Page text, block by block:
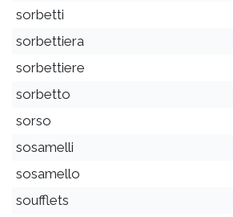
sorbetti
sorbettiera
sorbettiere
sorbetto
sorso
sosamelli
sosamello
soufflets